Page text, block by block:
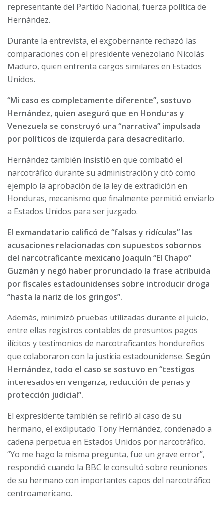
representante del Partido Nacional, fuerza política de
Hernández.
Durante la entrevista, el exgobernante rechazó las
comparaciones con el presidente venezolano Nicolás
Maduro, quien enfrenta cargos similares en Estados
Unidos.
“Mi caso es completamente diferente”, sostuvo
Hernández, quien aseguró que en Honduras y
Venezuela se construyó una “narrativa” impulsada
por políticos de izquierda para desacreditarlo.
Hernández también insistió en que combatió el
narcotráfico durante su administración y citó como
ejemplo la aprobación de la ley de extradición en
Honduras, mecanismo que finalmente permitió enviarlo
a Estados Unidos para ser juzgado.
El exmandatario calificó de “falsas y ridículas” las
acusaciones relacionadas con supuestos sobornos
del narcotraficante mexicano Joaquín “El Chapo”
Guzmán y negó haber pronunciado la frase atribuida
por fiscales estadounidenses sobre introducir droga
“hasta la nariz de los gringos”.
Además, minimizó pruebas utilizadas durante el juicio,
entre ellas registros contables de presuntos pagos
ilícitos y testimonios de narcotraficantes hondureños
que colaboraron con la justicia estadounidense. Según
Hernández, todo el caso se sostuvo en “testigos
interesados en venganza, reducción de penas y
protección judicial”.
El expresidente también se refirió al caso de su
hermano, el exdiputado Tony Hernández, condenado a
cadena perpetua en Estados Unidos por narcotráfico.
“Yo me hago la misma pregunta, fue un grave error”,
respondió cuando la BBC le consultó sobre reuniones
de su hermano con importantes capos del narcotráfico
centroamericano.